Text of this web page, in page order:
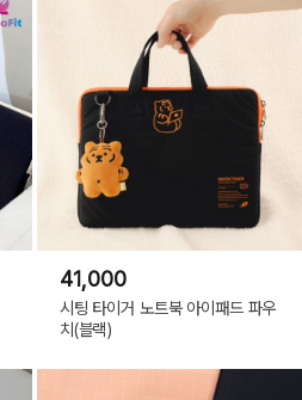
41,000
시팅 타이거 노트북 아이패드 파우
치(블랙)